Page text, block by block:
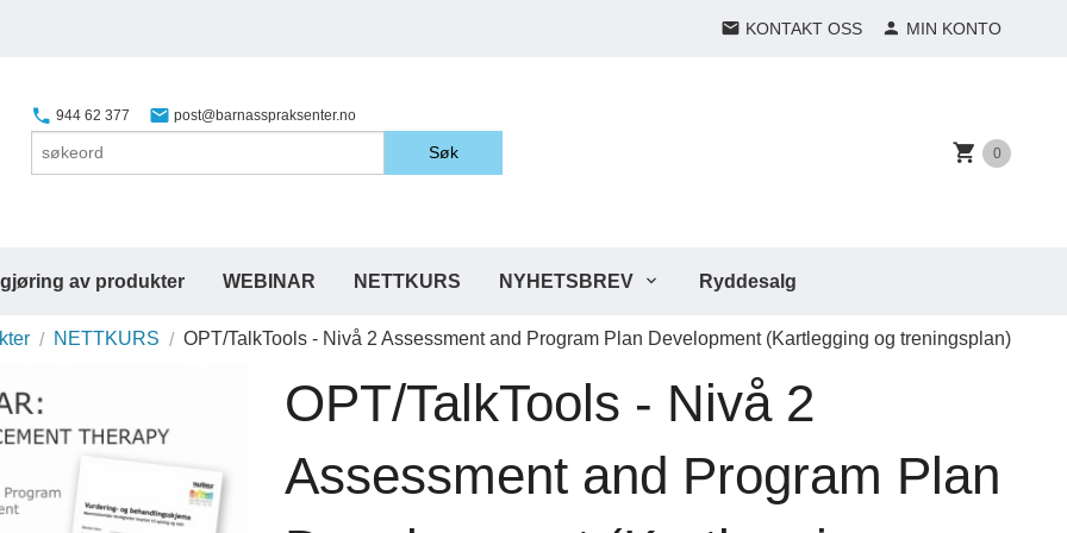
KONTAKT OSS MIN KONTO
944 62 377 post@barnasspraksenter.no
Søk 0
av produkter WEBINAR NETTKURS NYHETSBREV Ryddesalg
NETTKURS OPT/TalkTools - Nivå 2 Assessment and Program Plan Development (Kartlegging og treningsplan)
OPT/TalkTools - Nivå 2
Assessment and Program Plan